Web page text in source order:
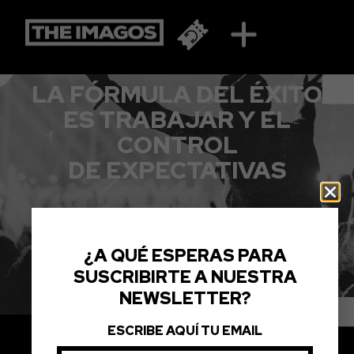
ANTONIO JOSÉ
LA FÓRMULA DEL ÉXITO
ES TRABAJAR Y EL
CONTROL
DE EXPECTATIVAS
¿A QUÉ ESPERAS PARA
SUSCRIBIRTE A NUESTRA
NEWSLETTER?
ESCRIBE AQUÍ TU EMAIL